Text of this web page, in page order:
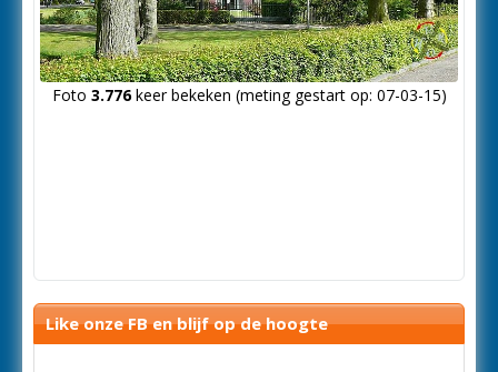
Foto 3.776keer bekeken (meting gestart op: 07-03-15)
Like onze FB en blijf op de hoogte